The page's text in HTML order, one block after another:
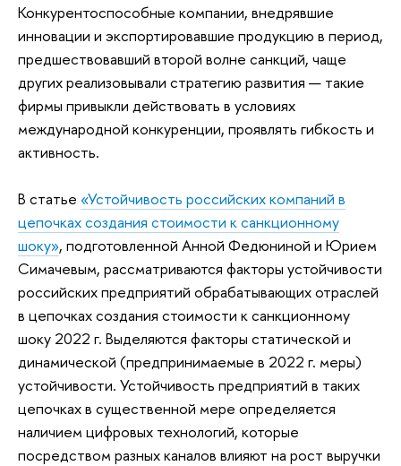
Конкурентоспособные компании, внедрявшие
инновации и экспортировавшие продукцию в период,
предшествовавший второй волне санкций, чаще
других реализовывали стратегию развития — такие
фирмы привыкли действовать в условиях
международной конкуренции, проявлять гибкость и
активность.
В статье «Устойчивость российских компаний в
цепочках создания стоимости к санкционному
шоку», подготовленной Анной Федюниной и Юрием
Симачевым, рассматриваются факторы устойчивости
российских предприятий обрабатывающих отраслей
в цепочках создания стоимости к санкционному
шоку 2022 г. Выделяются факторы статической и
динамической (предпринимаемые в 2022 г. меры)
устойчивости. Устойчивость предприятий в таких
цепочках в существенной мере определяется
наличием цифровых технологий, которые
посредством разных каналов влияют на рост выручки